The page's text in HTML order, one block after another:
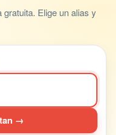
Elige un alias y
→